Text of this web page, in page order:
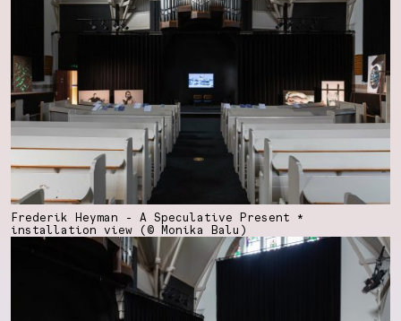
Frederik Heyman - A Speculative Present *
installation view (© Monika Balu)